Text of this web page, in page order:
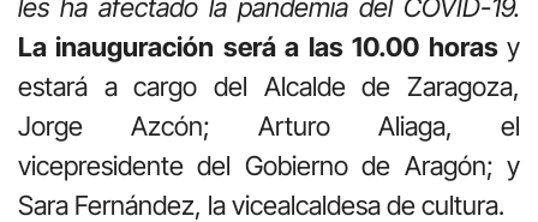
les ha afectado la pandemia del COVID-19.
La inauguración será a las 10.00 horas y
estará a cargo del Alcalde de Zaragoza,
Jorge Azcón; Arturo Aliaga, el
vicepresidente del Gobierno de Aragón; y
Sara Fernández, la vicealcaldesa de cultura.